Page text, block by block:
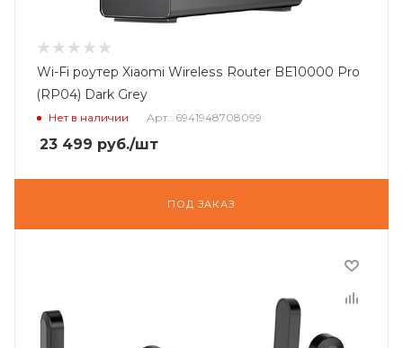
Wi-Fi роутер Xiaomi Wireless Router BE10000 Pro
(RP04) Dark Grey
Нет в наличии Арт.: 6941948708099
23 499 руб./шт
ПОД ЗАКАЗ